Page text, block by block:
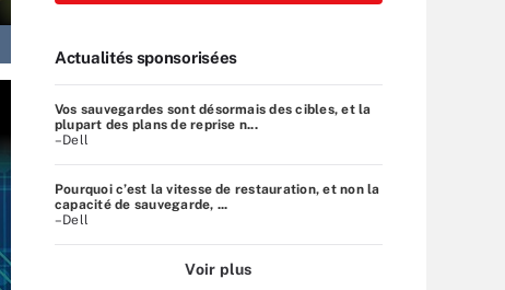
Actualités sponsorisées
Vos sauvegardes sont désormais des cibles, et la
plupart des plans de reprise n...
–Dell
Pourquoi c’est la vitesse de restauration, et non la
capacité de sauvegarde, ...
–Dell
Voir plus